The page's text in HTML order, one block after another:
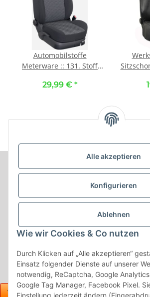
Alle akzeptieren
Konfigurieren
Ablehnen
Wie wir Cookies & Co nutzen
Durch Klicken auf „Alle akzeptieren“
Einsatz folgender Dienste auf unserer
notwendig, ReCaptcha, Google
Google Tag Manager, Facebook Pixel.
Einstellung jederzeit ändern
Automobilstoffe
Meterware :: 131. Stoff
29,99 € *
Informationen
Produkt Informationen
Shop Informationen
Gesetzliche Informationen